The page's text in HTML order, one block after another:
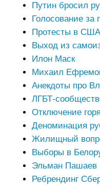
Путин бросил
Голосование за
Протесты в США
Выход из
Илон Маск
Михаил
Анекдоты про
ЛГБТ-
Отключение
Деноминация
Жилищный
Выборы в
Эльман Пашаев
Ребрендинг